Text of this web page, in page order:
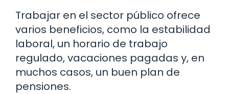
Trabajar en el sector público ofrece
varios beneficios, como la estabilidad
laboral, un horario de trabajo
regulado, vacaciones pagadas y, en
muchos casos, un buen plan de
pensiones.